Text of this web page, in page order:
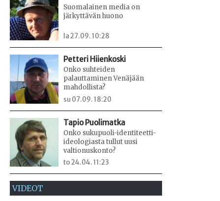
Suomalainen media on
järkyttävän huono
la 27.09. 10:28
Petteri Hiienkoski
Onko suhteiden
palauttaminen Venäjään
mahdollista?
su 07.09. 18:20
Tapio Puolimatka
Onko sukupuoli-identiteetti-
ideologiasta tullut uusi
valtionuskonto?
to 24.04. 11:23
VIDEOT